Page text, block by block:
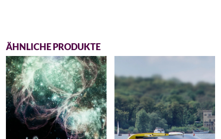
ÄHNLICHE PRODUKTE